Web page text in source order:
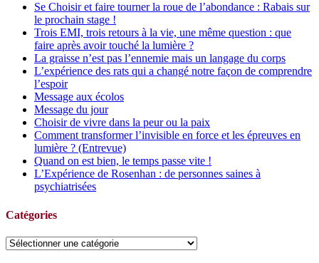
Se Choisir et faire tourner la roue de l’abondance : Rabais sur
le prochain stage !
Trois EMI, trois retours à la vie, une même question : que
faire après avoir touché la lumière ?
La graisse n’est pas l’ennemie mais un langage du corps
L’expérience des rats qui a changé notre façon de comprendre
l’espoir
Message aux écolos
Message du jour
Choisir de vivre dans la peur ou la paix
Comment transformer l’invisible en force et les épreuves en
lumière ? (Entrevue)
Quand on est bien, le temps passe vite !
L’Expérience de Rosenhan : de personnes saines à
psychiatrisées
Catégories
Catégories